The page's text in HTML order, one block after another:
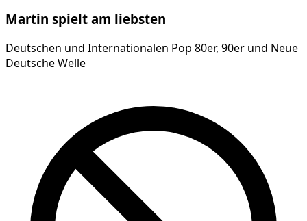
Martin spielt am liebsten
Deutschen und Internationalen Pop 80er, 90er und Neue
Deutsche Welle